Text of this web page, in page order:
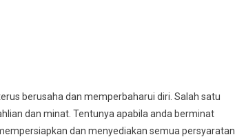
berusaha dan memperbaharui diri. Salah satu
dan minat. Tentunya apabila anda berminat
dan menyediakan semua persyaratan